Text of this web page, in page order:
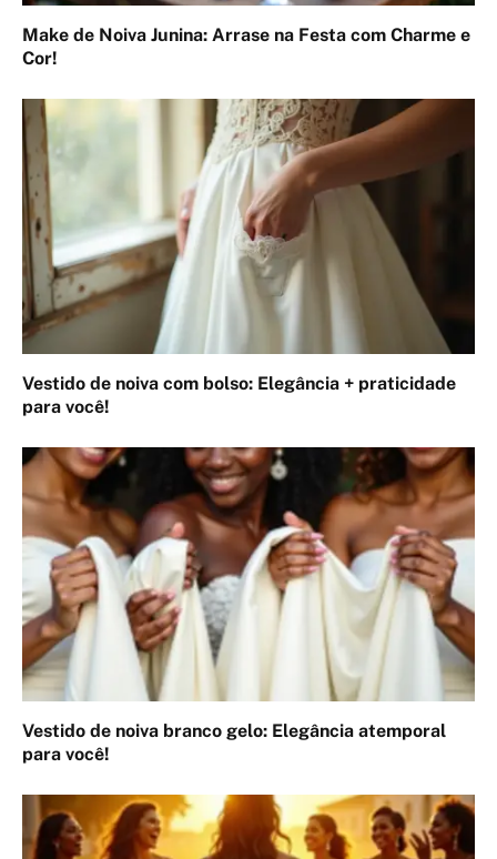
Make de Noiva Junina: Arrase na Festa com Charme e
Cor!
Vestido de noiva com bolso: Elegância + praticidade
para você!
Vestido de noiva branco gelo: Elegância atemporal
para você!